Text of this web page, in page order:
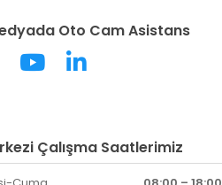
Oto Cam Asistans
Çalışma Saatlerimiz